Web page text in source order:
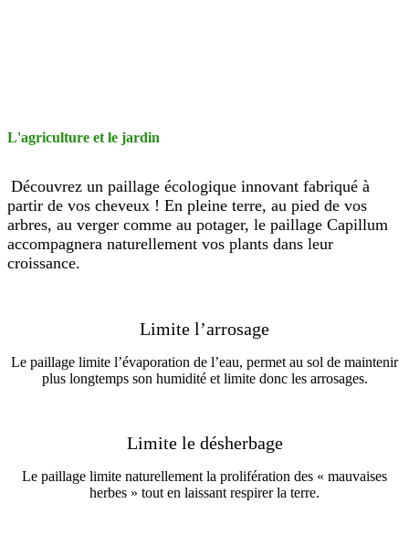
L'agriculture et le jardin
Découvrez un paillage écologique innovant fabriqué à
partir de vos cheveux ! En pleine terre, au pied de vos
arbres, au verger comme au potager, le paillage Capillum
accompagnera naturellement vos plants dans leur
croissance.
Limite l’arrosage
Le paillage limite l’évaporation de l’eau, permet au sol de maintenir
plus longtemps son humidité et limite donc les arrosages.
Limite le désherbage
Le paillage limite naturellement la prolifération des « mauvaises
herbes » tout en laissant respirer la terre.